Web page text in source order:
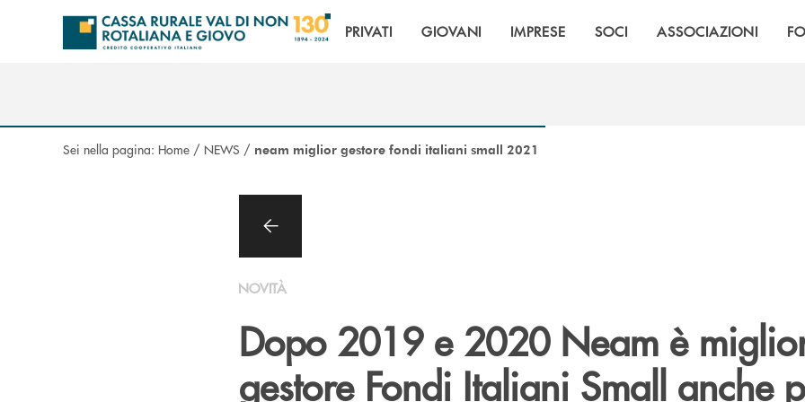
Salta al contenuto principale
PRIVATI GIOVANI IMPRESE SOCI ASSOCIAZIONI
Sei nella pagina: Home / NEWS / neam miglior gestore fondi italiani small 2021
NOVITÀ
Dopo 2019 e 2020 Neam è
gestore Fondi Italiani Small anche